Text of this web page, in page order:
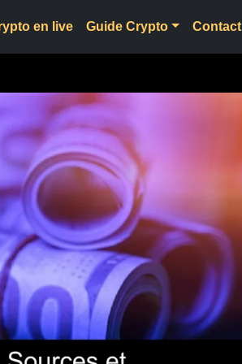
en live Guide Crypto Contact